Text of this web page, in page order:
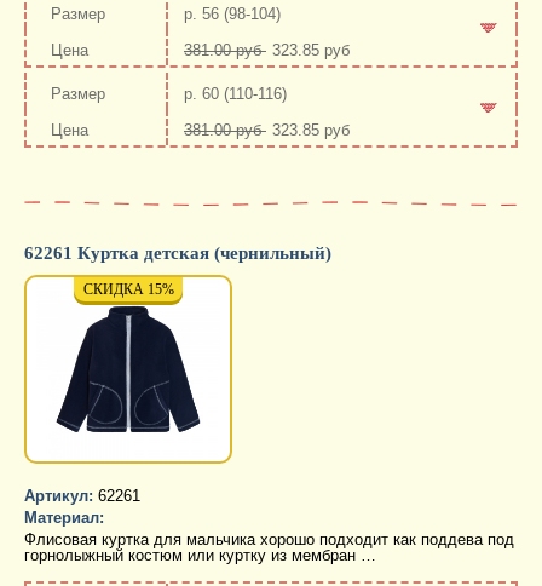
р. 56 (98-104)
381.00 руб 323.85 руб
- +
р. 60 (110-116)
381.00 руб 323.85 руб
62261 Куртка детская (чернильный)
СКИДКА 15%
Артикул: 62261
Материал:
Флисовая куртка для мальчика хорошо подходит как поддева под
горнолыжный костюм или куртку из мембран …